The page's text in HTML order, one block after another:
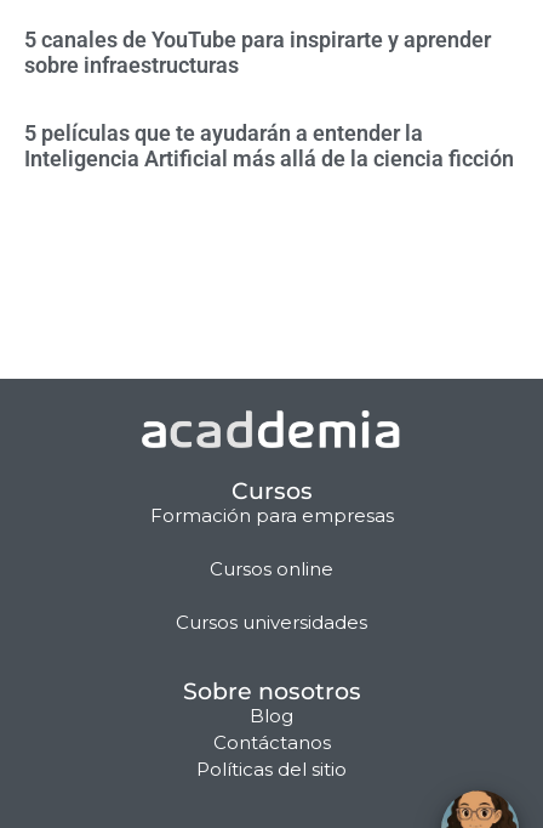
5 canales de YouTube para inspirarte y aprender
sobre infraestructuras
5 películas que te ayudarán a entender la
Inteligencia Artificial más allá de la ciencia ficción
Cursos
Formación para empresas
Cursos online
Cursos universidades
Sobre nosotros
Blog
Contáctanos
Políticas del sitio